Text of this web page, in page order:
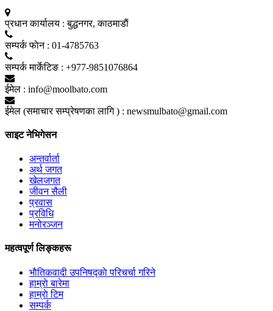
प्रधान कार्यालय : बुद्धनगर, काठमाडाैं
सम्पर्क फाेन : 01-4785763
सम्पर्क मार्केटिङ : +977-9851076864
ईमेल : info@moolbato.com
ईमेल (समाचार सम्प्रेषणका लागि ) : newsmulbato@gmail.com
साइट नेभिगेसन
अन्तर्वार्ता
अर्थ जगत
खेलजगत
जीवन सैली
प्रवास
प्रविधि
मनोरञ्जन
महत्वपूर्ण लिङ्कहरू
भाैतिकवादी उपनिषद्काे परिचर्चा गरिने
हाम्राे बारेमा
हाम्राे टिम
सम्पर्क